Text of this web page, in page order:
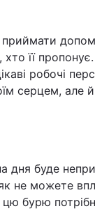
приймати
її
робочі
серцем, але
дня буде
не можете
бурю